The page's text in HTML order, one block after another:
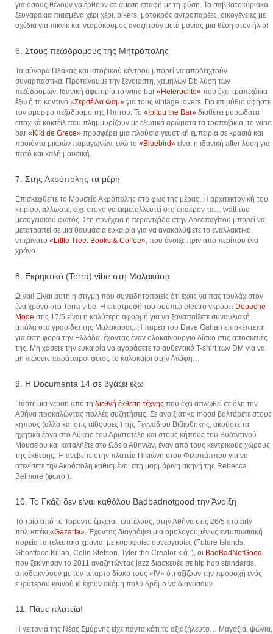
για όσους θέλουν να έρθουν σε άμεση επαφή με τη φύση. Τα σαββατοκύριακα
ζευγαράκια πιασμένα χέρι χέρι, bikers, μοτοκρός αντροπαρέες, οικογένειες με
σχέδια για πικνίκ και νεαρόκοσμος αναζητούν μετά μανίας μια θέση στον ήλιο!
6. Στους πεζόδρομους της Μητρόπολης
Τα σύνορα Πλάκας και ιστορικού κέντρου μπορεί να αποδειχτούν
συναρπαστικά. Προτείνουμε την ξένοιαστη, χαμηλών Db λύση των
πεζόδρομων. Ιδανική αφετηρία το wine bar «Heteroclito» που έχει τραπεζάκια
έξω ή το κοντινό «Σερσέ Λα Φαμ» για τους vintage lovers. Για επιμύθιο αφήστε
τον όμορφο πεζόδρομο της Ηπίτου. To «Ipitou the Βar» διαθέτει μυρωδάτα
εποχικά κοκτέιλ που πλημμυρίζουν με εξωτικά αρώματα τα τραπεζάκια, το wine
bar «Kiki de Grece» προσφέρει μια πλούσια γευστική εμπειρία σε κρασιά και
προϊόντα μικρών παραγωγών, ενώ το «Bluebird» είναι η ιδανική after λύση για
ποτό και καλή μουσική.
7. Στης Ακρόπολης τα μέρη
Επισκεφθείτε το Μουσείο Ακρόπολης στο φως της μέρας. Η αρχιτεκτονική του
κτιρίου, άλλωστε, είχε στόχο να εκμεταλλευτεί στο έπακρον τα… watt του
μεσογειακού φωτός. Στη συνέχεια η περαντζάδα στην Αρεοπαγίτου μπορεί να
μετατραπεί σε μια θαυμάσια ευκαιρία για να ανακαλύψετε το εναλλακτικό,
ντιζαϊνάτο «Little Tree: Books & Coffee», που άνοιξε πριν από περίπου ένα
χρόνο.
8. Εκρηκτικό (Terra) vibe στη Μαλακάσα
Ω ναι! Είναι αυτή η στιγμή που συνειδητοποιείς ότι έχεις να πας τουλάχιστον
ένα χρόνο στο Terra vibe. Η επιστροφή του σούπερ electro γκρουπ Depeche
Mode στις 17/5 είναι η καλύτερη αφορμή για να ξαναπαίξετε συναυλιακή…
μπάλα στα γρασίδια της Μαλακάσας. Η παρέα του Dave Gahan επισκέπτεται
για έκτη φορά την Ελλάδα, έχοντας έναν ολοκαίνουργιο δίσκο στις αποσκευές
της. Μη χάσετε την ευκαιρία να αγοράσετε το αυθεντικό T-shirt των DM για να
μη νιώσετε παράταιροι φέτος το καλοκαίρι στην Ανάφη…
9. Η Documenta 14 σε βγάζει έξω
Πάρτε μια γεύση από τη διεθνή έκθεση τέχνης που έχει απλωθεί σε όλη την
Αθήνα προκαλώντας πολλές συζητήσεις. Σε ανοιξιάτικο mood βολτάρετε στους
κήπους (αλλά και στις αίθουσες ) της Γεννάδιου Βιβιοθήκης, ακούστε τα
ηχητικά έργα στο Λύκειο του Αριστοτέλη και στους κήπους του Βυζαντινού
Μουσείου και καταλήξτε στο Ωδείο Αθηνών, έναν από τους κεντρικούς χώρους
της έκθεσης. Ή ανεβείτε στην πλατεία Πικιώνη στου Φιλοπάππου για να
ατενίσετε την Ακρόπολη καθισμένοι στη μαρμάρινη σκηνή της Rebecca
Belmore (φωτό ).
10. Το Γκάζι δεν είναι καθόλου Badbadnotgood την Άνοιξη
Το τρίο από το Τορόντο έρχεται, επιτέλους, στην Αθήνα στις 26/5 στο arty
πολυστέκι «Gazarte». Έχοντας διαγράψει μια ομολογουμένως εντυπωσιακή
πορεία τα τελευταία χρόνια, με κορυφαίες συνεργασίες (Future Islands,
Ghostface Killah, Colin Stetson, Tyler the Creator κ.ά. ), οι BadBadNotGood ,
που ξεκίνησαν το 2011 αναζητώντας jazz διασκευές σε hip hop standards,
αποδεικνύουν με τον τέταρτο δίσκο τους «IV» ότι αξίζουν την προσοχή ενός
ευρύτερου κοινού κι έχουν ακόμη πολύ δρόμο να διανύσουν.
11. Πάμε πλατεία!
Η γειτονιά της Νέας Σμύρνης είχε πάντα κάτι το αξιοζήλευτο… Μαγαζιά, ψώνια,